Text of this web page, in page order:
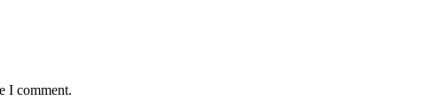
I comment.